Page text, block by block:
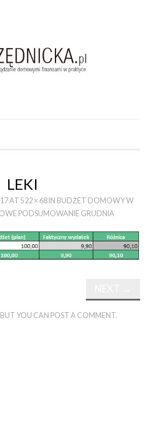
LEKI
AT 522 × 68IN BUDŻET DOMOWY W
PODSUMOWANIE GRUDNIA
YOU CAN POST A COMMENT.